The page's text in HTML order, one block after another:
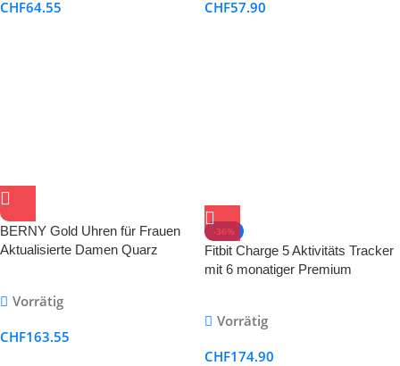
CHF64.55 CHF57.90
BERNY Gold Uhren für Frauen
Aktualisierte Damen Quarz
Casual Mode Armband
Vorrätig
CHF163.55
-36%
Fitbit Charge 5 Aktivitäts Tracker
mit 6 monatiger Premium
Index
Vorrätig
CHF174.90